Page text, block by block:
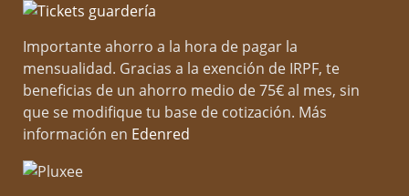
Más sobre mí
Soy una apasionada profesora de educación infantil,
dedicada a inspirar y guiar a los más pequeños en
su camino de aprendizaje. Mi naturaleza
extrovertida y mi creatividad innata me permiten
Importante ahorro a la hora de pagar la
mensualidad. Gracias a la exención de IRPF, te
beneficias de un ahorro medio de 75€ al mes, sin
que se modifique tu base de cotización. Más
información en Edenred